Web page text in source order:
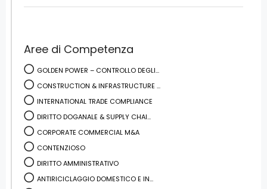
Aree di Competenza
GOLDEN POWER – CONTROLLO DEGLI...
CONSTRUCTION & INFRASTRUCTURE ...
INTERNATIONAL TRADE COMPLIANCE
DIRITTO DOGANALE & SUPPLY CHAI...
CORPORATE COMMERCIAL M&A
CONTENZIOSO
DIRITTO AMMINISTRATIVO
ANTIRICICLAGGIO DOMESTICO E IN...